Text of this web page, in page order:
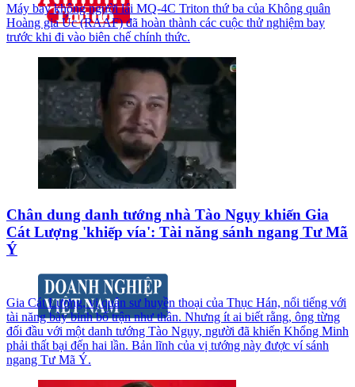
Máy bay không người lái MQ-4C Triton thứ ba của Không quân
Hoàng gia Úc (RAAF) đã hoàn thành các cuộc thử nghiệm bay
trước khi đi vào biên chế chính thức.
Chân dung danh tướng nhà Tào Ngụy khiến Gia
Cát Lượng 'khiếp vía': Tài năng sánh ngang Tư Mã
Ý
Gia Cát Lượng, vị quân sư huyền thoại của Thục Hán, nổi tiếng với
tài năng bày binh bố trận như thần. Nhưng ít ai biết rằng, ông từng
đối đầu với một danh tướng Tào Ngụy, người đã khiến Khổng Minh
phải thất bại đến hai lần. Bản lĩnh của vị tướng này được ví sánh
ngang Tư Mã Ý.